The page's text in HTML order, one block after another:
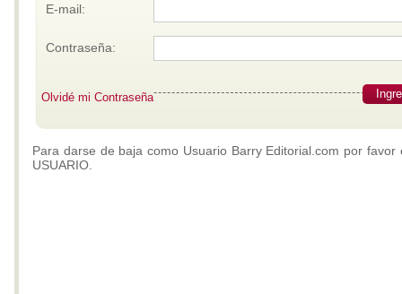
E-mail:
Contraseña:
Olvidé mi Contraseña
Para darse de baja como Usuario Barry Editorial.com por
USUARIO.